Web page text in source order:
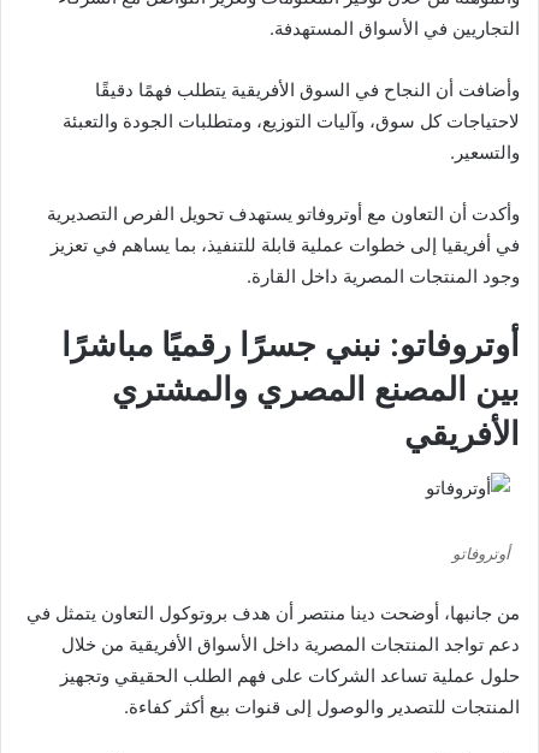
التجاريين في الأسواق المستهدفة.
وأضافت أن النجاح في السوق الأفريقية يتطلب فهمًا دقيقًا
لاحتياجات كل سوق، وآليات التوزيع، ومتطلبات الجودة والتعبئة
والتسعير.
وأكدت أن التعاون مع أوتروفاتو يستهدف تحويل الفرص التصديرية
في أفريقيا إلى خطوات عملية قابلة للتنفيذ، بما يساهم في تعزيز
وجود المنتجات المصرية داخل القارة.
أوتروفاتو: نبني جسرًا رقميًا مباشرًا
بين المصنع المصري والمشتري
الأفريقي
أوتروفاتو
من جانبها، أوضحت دينا منتصر أن هدف بروتوكول التعاون يتمثل في
دعم تواجد المنتجات المصرية داخل الأسواق الأفريقية من خلال
حلول عملية تساعد الشركات على فهم الطلب الحقيقي وتجهيز
المنتجات للتصدير والوصول إلى قنوات بيع أكثر كفاءة.